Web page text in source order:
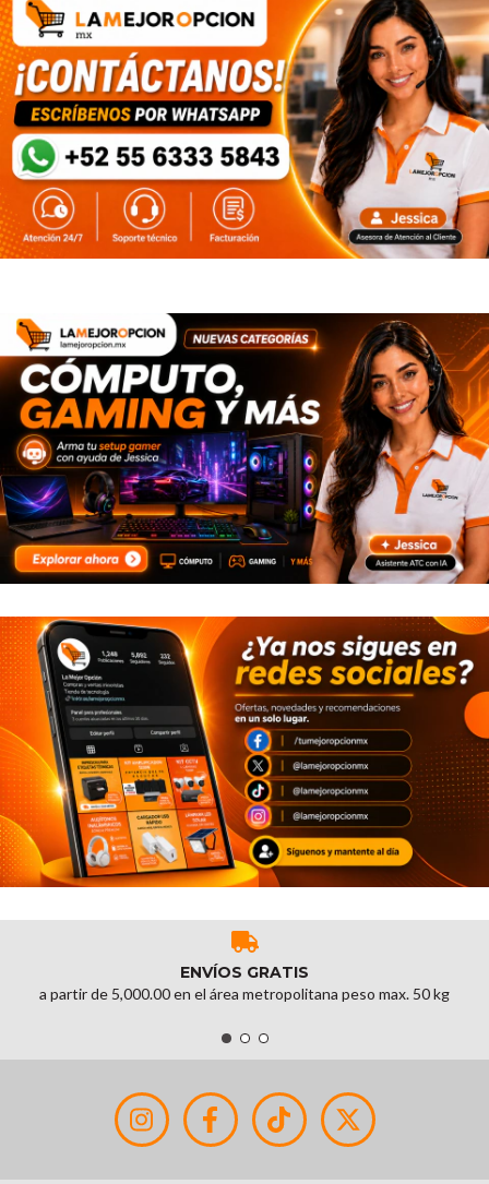
ENVÍOS GRATIS
a partir de 5,000.00 en el área metropolitana peso max. 50 kg